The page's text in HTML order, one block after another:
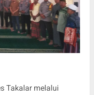
Takalar melalui